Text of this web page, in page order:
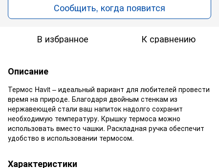
Сообщить, когда появится
В избранное К сравнению
Описание
Термос Havit – идеальный вариант для любителей провести
время на природе. Благодаря двойным стенкам из
нержавеющей стали ваш напиток надолго сохранит
необходимую температуру. Крышку термоса можно
использовать вместо чашки. Раскладная ручка обеспечит
удобство в использовании термосом.
Характеристики